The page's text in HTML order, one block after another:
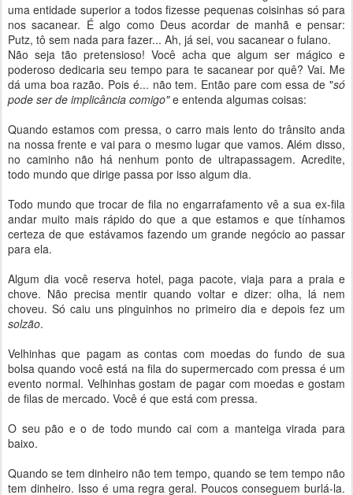
uma entidade superior a todos fizesse pequenas coisinhas só para
nos sacanear. É algo como Deus acordar de manhã e pensar:
Putz, tô sem nada para fazer... Ah, já sei, vou sacanear o fulano.
Não seja tão pretensioso! Você acha que algum ser mágico e
poderoso dedicaria seu tempo para te sacanear por quê? Vai. Me
dá uma boa razão. Pois é... não tem. Então pare com essa de "só
pode ser de implicância comigo"e entenda algumas coisas:
Quando estamos com pressa, o carro mais lento do trânsito anda
na nossa frente e vai para o mesmo lugar que vamos. Além disso,
no caminho não há nenhum ponto de ultrapassagem. Acredite,
todo mundo que dirige passa por isso algum dia.
Todo mundo que trocar de fila no engarrafamento vê a sua ex-fila
andar muito mais rápido do que a que estamos e que tínhamos
certeza de que estávamos fazendo um grande negócio ao passar
para ela.
Algum dia você reserva hotel, paga pacote, viaja para a praia e
chove. Não precisa mentir quando voltar e dizer: olha, lá nem
choveu. Só caiu uns pinguinhos no primeiro dia e depois fez um
solzão.
Velhinhas que pagam as contas com moedas do fundo de sua
bolsa quando você está na fila do supermercado com pressa é um
evento normal. Velhinhas gostam de pagar com moedas e gostam
de filas de mercado. Você é que está com pressa.
O seu pão e o de todo mundo cai com a manteiga virada para
baixo.
Quando se tem dinheiro não tem tempo, quando se tem tempo não
tem dinheiro. Isso é uma regra geral. Poucos conseguem burlá-la.